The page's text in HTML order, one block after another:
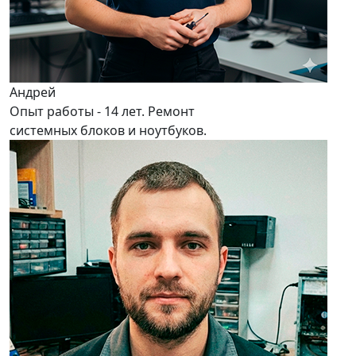
Андрей
Опыт работы - 14 лет. Ремонт
системных блоков и ноутбуков.